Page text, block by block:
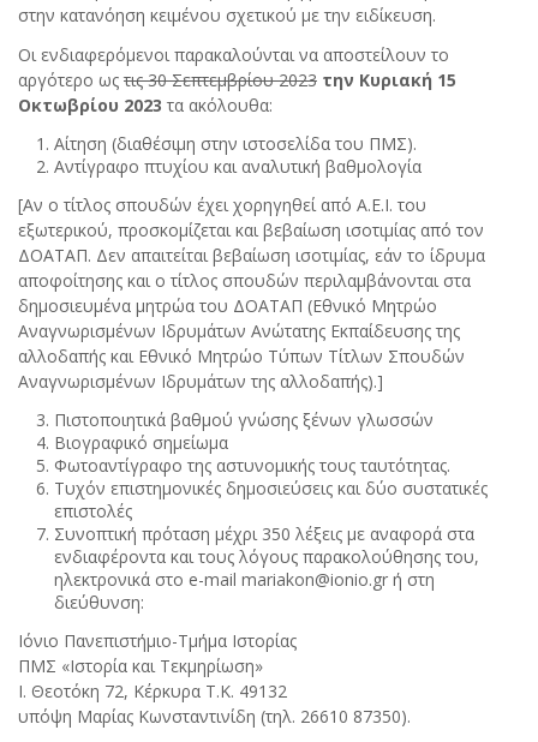
στην κατανόηση κειμένου σχετικού με την ειδίκευση.
Οι ενδιαφερόμενοι παρακαλούνται να αποστείλουν το
αργότερο ως τις 30 Σεπτεμβρίου 2023 την Κυριακή 15
Οκτωβρίου 2023 τα ακόλουθα:
Αίτηση (διαθέσιμη στην ιστοσελίδα του ΠΜΣ).
Αντίγραφο πτυχίου και αναλυτική βαθμολογία
[Αν ο τίτλος σπουδών έχει χορηγηθεί από Α.Ε.Ι. του
εξωτερικού, προσκομίζεται και βεβαίωση ισοτιμίας από τον
ΔΟΑΤΑΠ. Δεν απαιτείται βεβαίωση ισοτιμίας, εάν το ίδρυμα
αποφοίτησης και ο τίτλος σπουδών περιλαμβάνονται στα
δημοσιευμένα μητρώα του ΔΟΑΤΑΠ (Εθνικό Μητρώο
Αναγνωρισμένων Ιδρυμάτων Ανώτατης Εκπαίδευσης της
αλλοδαπής και Εθνικό Μητρώο Τύπων Τίτλων Σπουδών
Αναγνωρισμένων Ιδρυμάτων της αλλοδαπής).]
Πιστοποιητικά βαθμού γνώσης ξένων γλωσσών
Βιογραφικό σημείωμα
Φωτοαντίγραφο της αστυνομικής τους ταυτότητας.
Τυχόν επιστημονικές δημοσιεύσεις και δύο συστατικές
επιστολές
Συνοπτική πρόταση μέχρι 350 λέξεις με αναφορά στα
ενδιαφέροντα και τους λόγους παρακολούθησης του,
ηλεκτρονικά στο e-mail mariakon@ionio.gr ή στη
διεύθυνση:
Ιόνιο Πανεπιστήμιο-Τμήμα Ιστορίας
ΠΜΣ «Ιστορία και Τεκμηρίωση»
Ι. Θεοτόκη 72, Κέρκυρα Τ.Κ. 49132
υπόψη Μαρίας Κωνσταντινίδη (τηλ. 26610 87350).